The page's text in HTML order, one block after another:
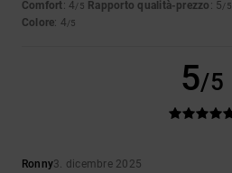
Comfort: 4/5 Rapporto qualità-prezzo : 5/5
Colore: 4/5
5/5
Ronny3. dicembre 2025